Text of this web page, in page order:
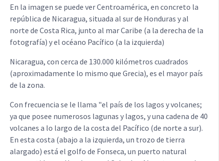
En la imagen se puede ver Centroamérica, en concreto la
república de Nicaragua, situada al sur de Honduras y al
norte de Costa Rica, junto al mar Caribe (a la derecha de la
fotografía) y el océano Pacífico (a la izquierda)
Nicaragua, con cerca de 130.000 kilómetros cuadrados
(aproximadamente lo mismo que Grecia), es el mayor país
de la zona.
Con frecuencia se le llama "el país de los lagos y volcanes;
ya que posee numerosos lagunas y lagos, y una cadena de 40
volcanes a lo largo de la costa del Pacífico (de norte a sur).
En esta costa (abajo a la izquierda, un trozo de tierra
alargado) está el golfo de Fonseca, un puerto natural